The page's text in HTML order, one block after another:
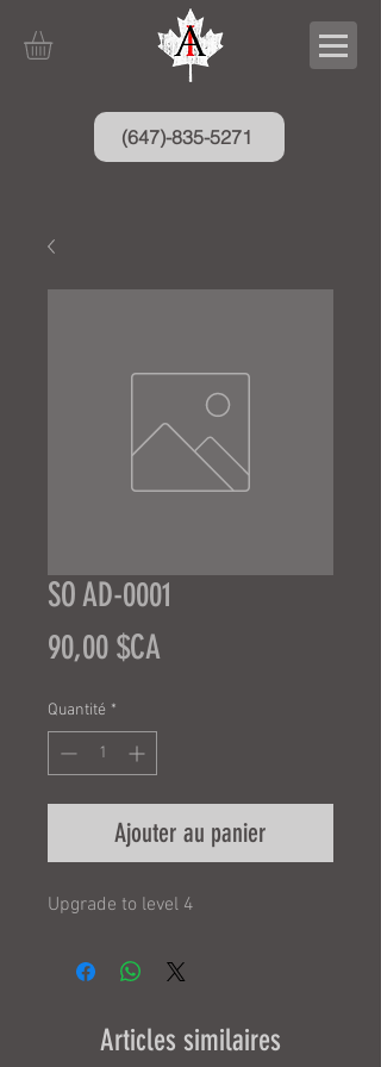
(647)-835-5271
SO AD-0001
90,00 $CA
Quantité *
Ajouter au panier
Upgrade to level 4
Articles similaires